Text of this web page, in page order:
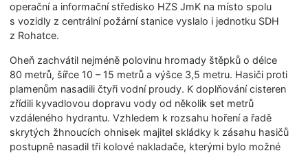
operační a informační středisko HZS JmK na místo spolu
s vozidly z centrální požární stanice vyslalo i jednotku SDH
z Rohatce.
Oheň zachvátil nejméně polovinu hromady štěpků o délce
80 metrů, šířce 10 – 15 metrů a výšce 3,5 metru. Hasiči proti
plamenům nasadili čtyři vodní proudy. K doplňování cisteren
zřídili kyvadlovou dopravu vody od několik set metrů
vzdáleného hydrantu. Vzhledem k rozsahu hoření a řadě
skrytých žhnoucích ohnisek majitel skládky k zásahu hasičů
postupně nasadil tři kolové nakladače, kterými bylo možné